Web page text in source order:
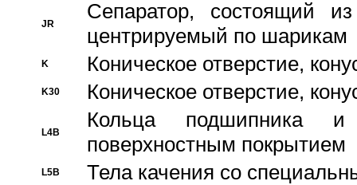
JR
Сепаратор, состоящий
центрируемый по шарикам
K Коническое отверстие,
K30 Коническое отверстие,
L4B
Кольца подшипника
поверхностным покрытием
L5B Тела качения со